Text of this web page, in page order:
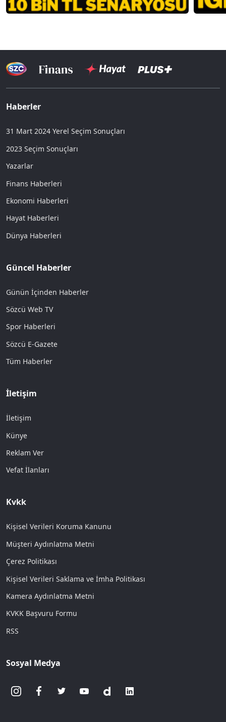
Haberler
31 Mart 2024 Yerel Seçim Sonuçları
2023 Seçim Sonuçları
Yazarlar
Finans Haberleri
Ekonomi Haberleri
Hayat Haberleri
Dünya Haberleri
Güncel Haberler
Günün İçinden Haberler
Sözcü Web TV
Spor Haberleri
Sözcü E-Gazete
Tüm Haberler
İletişim
İletişim
Künye
Reklam Ver
Vefat İlanları
Kvkk
Kişisel Verileri Koruma Kanunu
Müşteri Aydınlatma Metni
Çerez Politikası
Kişisel Verileri Saklama ve İmha Politikası
Kamera Aydınlatma Metni
KVKK Başvuru Formu
RSS
Sosyal Medya